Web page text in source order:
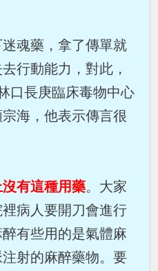
魂藥，拿了傳單就
行動能力，對此，
口長庚臨床毒物中心
海，他表示傳言很
有這種用藥。大家
病人要開刀會進行
有些用的是氣體麻
射的麻醉藥物。要